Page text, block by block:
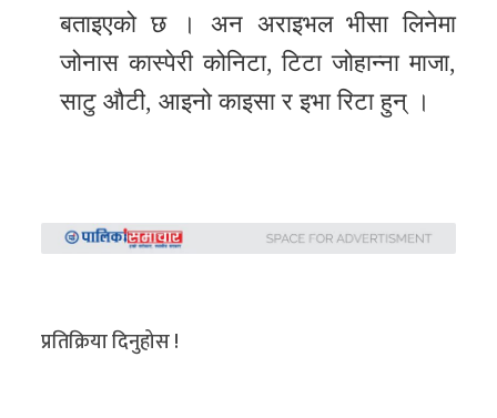
बताइएको छ । अन अराइभल भीसा लिनेमा
जोनास कास्पेरी कोनिटा, टिटा जोहान्ना माजा,
साटु औटी, आइनो काइसा र इभा रिटा हुन् ।
प्रतिक्रिया दिनुहोस !